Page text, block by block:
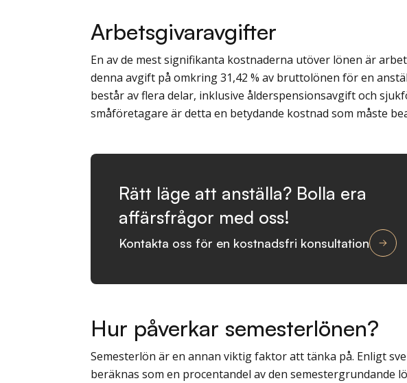
Arbetsgivaravgifter
En av de mest signifikanta kostnaderna utöver lönen är
denna avgift på omkring 31,42 % av bruttolönen för en
består av flera delar, inklusive ålderspensionsavgift och
småföretagare är detta en betydande kostnad som måste
Rätt läge att anställa? Bolla era
affärsfrågor med oss!
Kontakta oss för en kostnadsfri konsultation
Hur påverkar semesterlönen?
Semesterlön är en annan viktig faktor att tänka på. Enligt
beräknas som en procentandel av den semestergrundande